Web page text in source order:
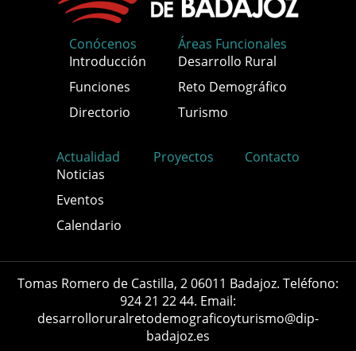
Conócenos
Introducción
Funciones
Directorio
Áreas Funcionales
Desarrollo Rural
Reto Demográfico
Turismo
Actualidad
Noticias
Eventos
Calendario
Proyectos Contacto
Tomas Romero de Castilla, 2 06011 Badajoz. Teléfono:
924 21 22 44. Email:
desarrolloruralretodemograficoyturismo@dip-
badajoz.es